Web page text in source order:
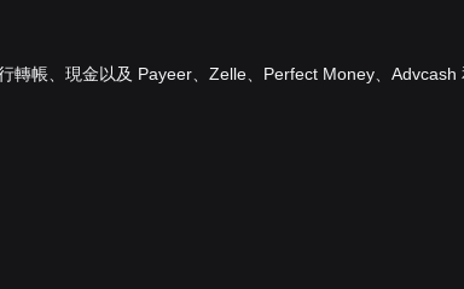
轉帳、現金以及 Payeer、Zelle、Perfect Money、Advcash